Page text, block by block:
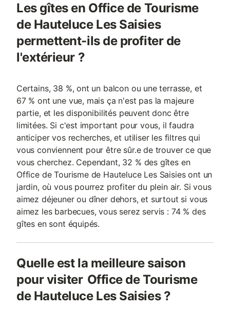
Les gîtes en Office de Tourisme
de Hauteluce Les Saisies
permettent-ils de profiter de
l'extérieur ?
Certains, 38 %, ont un balcon ou une terrasse, et
67 % ont une vue, mais ça n'est pas la majeure
partie, et les disponibilités peuvent donc être
limitées. Si c'est important pour vous, il faudra
anticiper vos recherches, et utiliser les filtres qui
vous conviennent pour être sûr.e de trouver ce que
vous cherchez. Cependant, 32 % des gîtes en
Office de Tourisme de Hauteluce Les Saisies ont un
jardin, où vous pourrez profiter du plein air. Si vous
aimez déjeuner ou dîner dehors, et surtout si vous
aimez les barbecues, vous serez servis : 74 % des
gîtes en sont équipés.
Quelle est la meilleure saison
pour visiter Office de Tourisme
de Hauteluce Les Saisies ?